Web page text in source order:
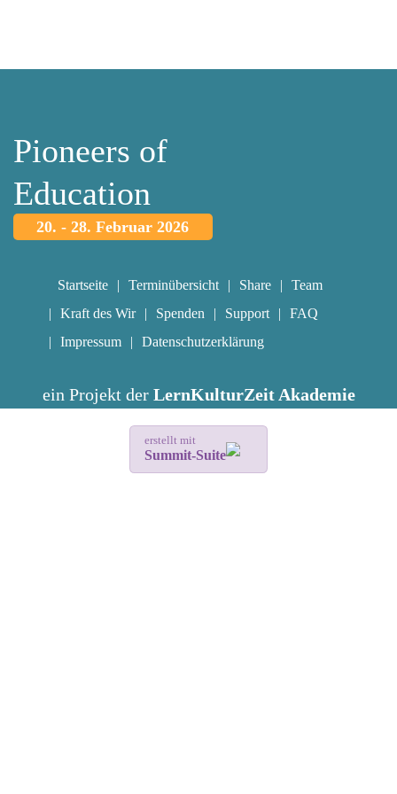
Pioneers of
Education
20. - 28. Februar 2026
Startseite Terminübersicht Share
Team
Kraft des Wir
Spenden Support
FAQ
Impressum
Datenschutzerklärung
ein Projekt der LernKulturZeit Akademie
erstellt mit
Summit-Suite